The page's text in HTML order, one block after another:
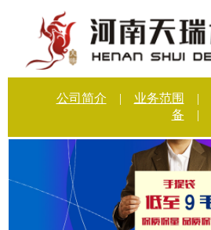
公司简介 | 业务范围 |
备
|